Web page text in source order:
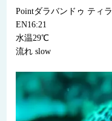
Pointダラバンドゥ ティラ
EN16:21
水温29℃
流れ slow